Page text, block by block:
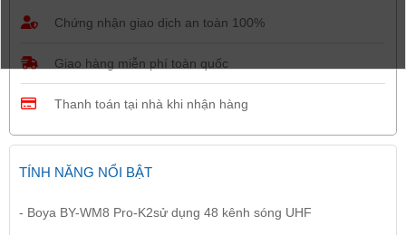
Chứng nhận giao dịch an toàn 100%
Giao hàng miễn phí toàn quốc
Thanh toán tại nhà khi nhận hàng
TÍNH NĂNG NỔI BẬT
- Boya BY-WM8 Pro-K2sử dụng 48 kênh sóng UHF